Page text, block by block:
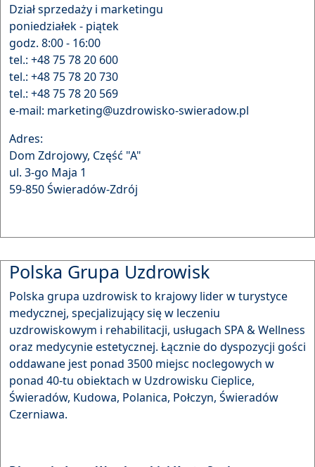
Dział sprzedaży i marketingu
poniedziałek - piątek
godz. 8:00 - 16:00
tel.: +48 75 78 20 600
tel.: +48 75 78 20 730
tel.: +48 75 78 20 569
e-mail: marketing@uzdrowisko-swieradow.pl
Adres:
Dom Zdrojowy, Część "A"
ul. 3-go Maja 1
59-850 Świeradów-Zdrój
Polska Grupa Uzdrowisk
Polska grupa uzdrowisk to krajowy lider w turystyce
medycznej, specjalizujący się w leczeniu
uzdrowiskowym i rehabilitacji, usługach SPA & Wellness
oraz medycynie estetycznej. Łącznie do dyspozycji gości
oddawane jest ponad 3500 miejsc noclegowych w
ponad 40-tu obiektach w Uzdrowisku Cieplice,
Świeradów, Kudowa, Polanica, Połczyn, Świeradów
Czerniawa.